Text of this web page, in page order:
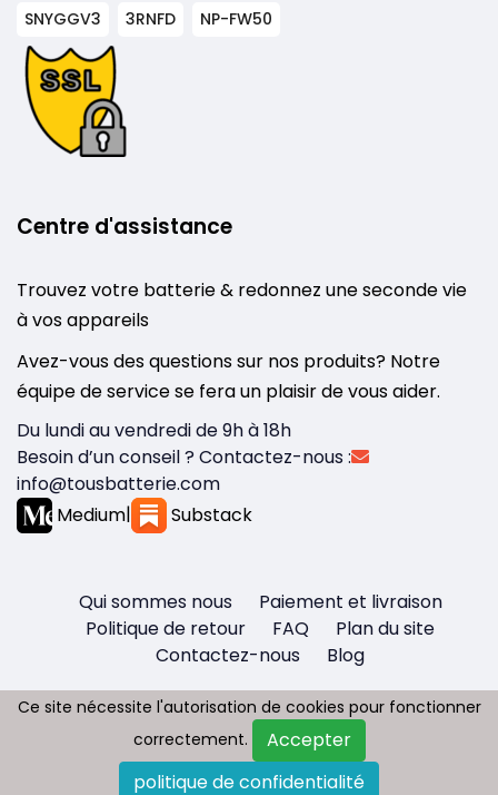
SNYGGV3
3RNFD NP-FW50
Centre d'assistance
Trouvez votre batterie & redonnez une seconde vie
à vos appareils
Avez-vous des questions sur nos produits? Notre
équipe de service se fera un plaisir de vous aider.
Du lundi au vendredi de 9h à 18h
Besoin d’un conseil ? Contactez-nous :
info@tousbatterie.com
Medium| Substack
Qui sommes nous
Paiement et livraison
Politique de retour
FAQ
Plan du site
Contactez-nous
Blog
Copyright © 2026 - Tous droit réservés
Tousbatterie.com
Ce site nécessite l'autorisation de cookies pour fonctionner
correctement.
Accepter
politique de confidentialité
Ce site nécessite l'autorisation de cookies pour fonctionner
correctement.
Accepter
politique de confidentialité